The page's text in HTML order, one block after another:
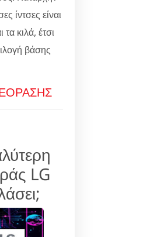
ίντσες είναι
κιλά, έτσι
βάσης
LG